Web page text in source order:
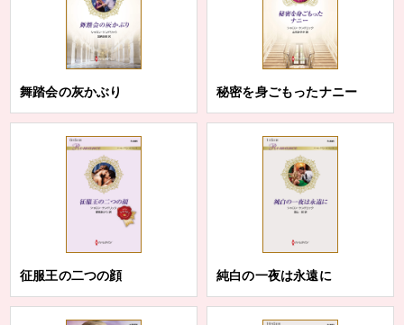
舞踏会の灰かぶり 秘密を身ごもったナニー
征服王の二つの顔 純白の一夜は永遠に